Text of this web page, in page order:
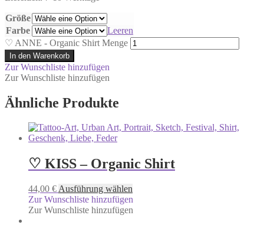
Größe
Farbe
Leeren
♡ ANNE - Organic Shirt Menge
In den Warenkorb
Zur Wunschliste hinzufügen
Zur Wunschliste hinzufügen
Ähnliche Produkte
♡ KISS – Organic Shirt
44,00 € Ausführung wählen
Zur Wunschliste hinzufügen
Zur Wunschliste hinzufügen